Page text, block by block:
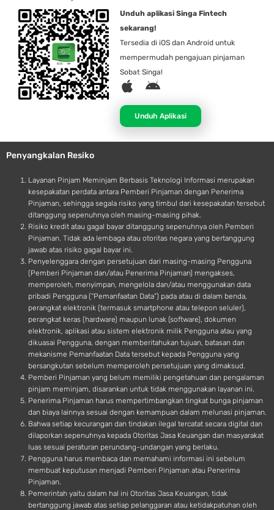
Unduh aplikasi Singa Fintech
sekarang!
Tersedia di iOS dan Android untuk
mempermudah pengajuan pinjaman
Sobat Singa!
A
p
l
e
A
d
r
o
d
Unduh Aplikasi
Penyangkalan Resiko
Layanan Pinjam Meminjam Berbasis Teknologi Informasi merupakan
kesepakatan perdata antara Pemberi Pinjaman dengan Penerima
Pinjaman, sehingga segala risiko yang timbul dari kesepakatan tersebut
ditanggung sepenuhnya oleh masing-masing pihak.
Risiko kredit atau gagal bayar ditanggung sepenuhnya oleh Pemberi
Pinjaman. Tidak ada lembaga atau otoritas negara yang bertanggung
jawab atas risiko gagal bayar ini.
Penyelenggara dengan persetujuan dari masing-masing Pengguna
(Pemberi Pinjaman dan/atau Penerima Pinjaman) mengakses,
memperoleh, menyimpan, mengelola dan/atau menggunakan data
pribadi Pengguna (“Pemanfaatan Data”) pada atau di dalam benda,
perangkat elektronik (termasuk smartphone atau telepon seluler),
perangkat keras (hardware) maupun lunak (software), dokumen
elektronik, aplikasi atau sistem elektronik milik Pengguna atau yang
dikuasai Pengguna, dengan memberitahukan tujuan, batasan dan
mekanisme Pemanfaatan Data tersebut kepada Pengguna yang
bersangkutan sebelum memperoleh persetujuan yang dimaksud.
Pemberi Pinjaman yang belum memiliki pengetahuan dan pengalaman
pinjam meminjam, disarankan untuk tidak menggunakan layanan ini.
Penerima Pinjaman harus mempertimbangkan tingkat bunga pinjaman
dan biaya lainnya sesuai dengan kemampuan dalam melunasi pinjaman.
Bahwa setiap kecurangan dan tindakan ilegal tercatat secara digital dan
dilaporkan sepenuhnya kepada Otoritas Jasa Keuangan dan masyarakat
luas sesuai peraturan perundang-undangan yang berlaku.
Pengguna harus membaca dan memahami informasi ini sebelum
membuat keputusan menjadi Pemberi Pinjaman atau Penerima
Pinjaman.
Pemerintah yaitu dalam hal ini Otoritas Jasa Keuangan, tidak
bertanggung jawab atas setiap pelanggaran atau ketidakpatuhan oleh